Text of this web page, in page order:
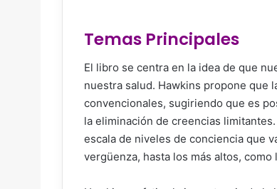
Temas Principales
El libro se centra en la idea de que
nuestra salud. Hawkins propone que
convencionales, sugiriendo que es
la eliminación de creencias
escala de niveles de conciencia que
vergüenza, hasta los más altos, como